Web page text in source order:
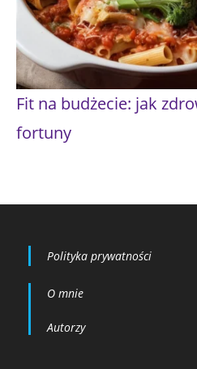
Fit na budżecie: jak
fortuny
Polityka prywatności
O mnie
Autorzy